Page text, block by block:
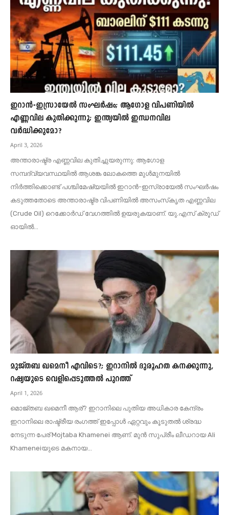
ഇറാൻ-ഇസ്രായേൽ സംഘർഷം; ആഗോള വിപണിയിൽ
എണ്ണവില കുതിക്കുന്നു; ഇന്ത്യയിൽ ഇന്ധനവില
വർദ്ധിക്കുമോ?
April 3, 2026
അന്താരാഷ്ട്ര എണ്ണവില കുതിച്ചുയരുന്നു: ആഗോള
സമ്പദ്‌വ്യവസ്ഥയിൽ ആശങ്ക ലോകത്തെ മുൾമുനയിൽ
നിർത്തിക്കൊണ്ട് പശ്ചിമേഷ്യയിൽ ഇറാൻ-ഇസ്രായേൽ സംഘർഷം
കടുത്തതോടെ അന്താരാഷ്ട്ര വിപണിയിൽ അസംസ്‌കൃത എണ്ണവില
(Crude Oil) റെക്കോർഡ് വേഗത്തിൽ ഉയരുകയാണ്. യു.എസ് ക്രൂഡ്
ഓയിൽ...
മുജ്തബ ഖമെനീ എവിടെ?; ഇറാനിൽ ദുരൂഹത കനക്കുന്നു,
റഷ്യയുടെ വെളിപ്പെടുത്തൽ പുറത്ത്
April 1, 2026
മൊജ്തബ ഖമെനീ ആര്? ഇറാനിലെ പുതിയ അധികാര കേന്ദ്രം
ഇറാനിലെ രാഷ്ട്രീയ രംഗത്ത് ഇപ്പോൾ ഏറ്റവും കൂടുതൽ ശ്രദ്ധ
നേടുന്ന പേര് Mojtaba Khamenei ആണ്. മുൻ സുപ്രീം ലീഡറായ Ali
Khameneiയുടെ മകനായ...